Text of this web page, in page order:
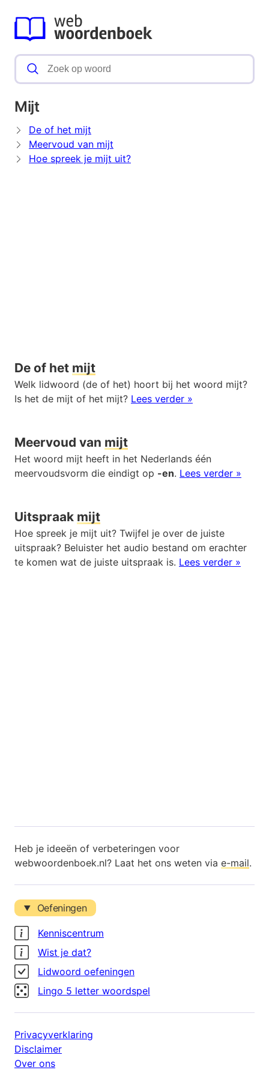
Mijt
De of het mijt
Meervoud van mijt
Hoe spreek je mijt uit?
De of het mijt
Welk lidwoord (de of het) hoort bij het woord mijt?
Is het de mijt of het mijt? Lees verder »
Meervoud van mijt
Het woord mijt heeft in het Nederlands één
meervoudsvorm die eindigt op -en. Lees verder »
Uitspraak mijt
Hoe spreek je mijt uit? Twijfel je over de juiste
uitspraak? Beluister het audio bestand om erachter
te komen wat de juiste uitspraak is. Lees verder »
Heb je ideeën of verbeteringen voor
webwoordenboek.nl? Laat het ons weten via e-mail.
Oefeningen
Kenniscentrum
Wist je dat?
Lidwoord oefeningen
Lingo 5 letter woordspel
Privacyverklaring
Disclaimer
Over ons